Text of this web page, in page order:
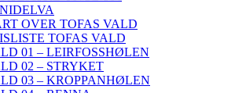
OVER TOFAS VALD
TOFAS VALD
01 – LEIRFOSSHØLEN
02 – STRYKET
03 – KROPPANHØLEN